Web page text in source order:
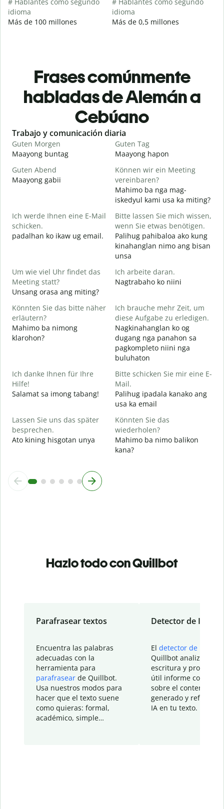
idioma
Más de 100 millones
idioma
Más de 0,5 millones
Frases comúnmente
habladas de Alemán a
Cebúano
Slide 1 of 6
Trabajo y comunicación diaria
Guten Morgen
Maayong buntag
Guten Tag
Maayong hapon
Guten Abend
Maayong gabii
Können wir ein Meeting
vereinbaren?
Mahimo ba nga mag-
iskedyul kami usa ka miting?
Ich werde Ihnen eine E-Mail
schicken.
padalhan ko ikaw ug email.
Bitte lassen Sie mich wissen,
wenn Sie etwas benötigen.
Palihug pahibaloa ako kung
kinahanglan nimo ang bisan
unsa
Um wie viel Uhr findet das
Meeting statt?
Unsang orasa ang miting?
Ich arbeite daran.
Nagtrabaho ko niini
Könnten Sie das bitte näher
erläutern?
Mahimo ba nimong
klarohon?
Ich brauche mehr Zeit, um
diese Aufgabe zu erledigen.
Nagkinahanglan ko og
dugang nga panahon sa
pagkompleto niini nga
buluhaton
Ich danke Ihnen für Ihre
Hilfe!
Salamat sa imong tabang!
Bitte schicken Sie mir eine E-
Mail.
Palihug ipadala kanako ang
usa ka email
Lassen Sie uns das später
besprechen.
Ato kining hisgotan unya
Könnten Sie das
wiederholen?
Mahimo ba nimo balikon
kana?
Hazlo todo con Quillbot
Parafrasear textos
Encuentra las palabras
adecuadas con la
herramienta para
parafrasear de Quillbot.
Usa nuestros modos para
hacer que el texto suene
como quieras: formal,
académico, simple…
Detector de IA
El detector de IA
Quillbot analiza tu
escritura y
útil informe con
sobre el contenido
generado y refinado
IA en tu texto.